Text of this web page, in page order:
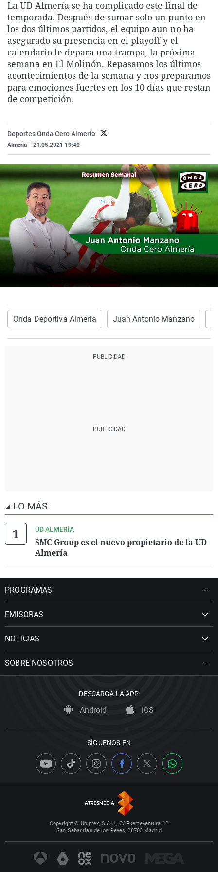
La rosa de los vientos
Gente viajera
Como el perro y el
Caso
Retornados
Equipo de
Operación Viuda
Extremadura
Galicia
La Rioja
Navarra
País Vasco
Virales
Televisión
Elecciones
La UD Almería se ha complicado este final de
temporada. Después de sumar solo un punto en
los dos últimos partidos, el equipo aun no ha
asegurado su presencia en el playoff y el
calendario le depara una trampa, la próxima
semana en El Molinón. Repasamos los últimos
acontecimientos de la semana y nos preparamos
para emociones fuertes en los 10 días que restan
de competición.
Deportes Onda Cero Almería
Almeria 21.05.2021 19:40
Onda Deportiva Almeria Juan Antonio Manzano
LO MÁS
UD ALMERÍA
SMC Group es el nuevo propietario de la UD
Almería
PROGRAMAS
EMISORAS
NOTICIAS
SOBRE NOSOTROS
DESCARGA LA APP
Android iOS
SÍGUENOS EN
Copyright © Uniprex, S.A.U., C/ Fuerteventura 12
San Sebastián de los Reyes, 28703 Madrid